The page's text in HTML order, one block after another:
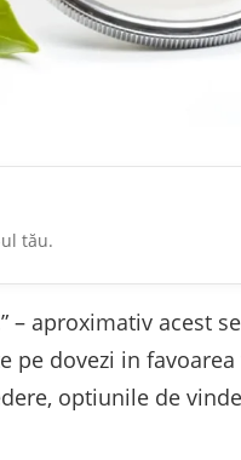
tău.
aproximativ acest
pe dovezi in
optiunile de